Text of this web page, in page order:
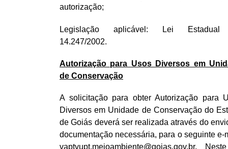
autorização;
Legislação aplicável: Lei
14.247/2002.
Autorização para Usos Diversos em
de Conservação
A solicitação para obter Autorização para
Diversos em Unidade de Conservação do
de Goiás deverá ser realizada através do
documentação necessária, para o seguinte e-
vaptvupt.meioambiente@goias.gov.br.